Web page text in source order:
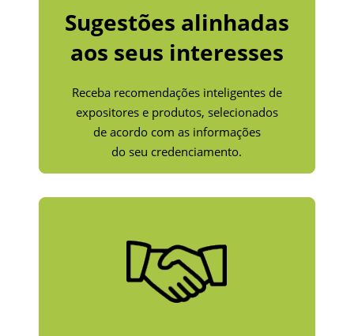
Sugestões alinhadas
aos seus interesses
Receba recomendações inteligentes de
expositores e produtos, selecionados
de acordo com as informações
do seu credenciamento.